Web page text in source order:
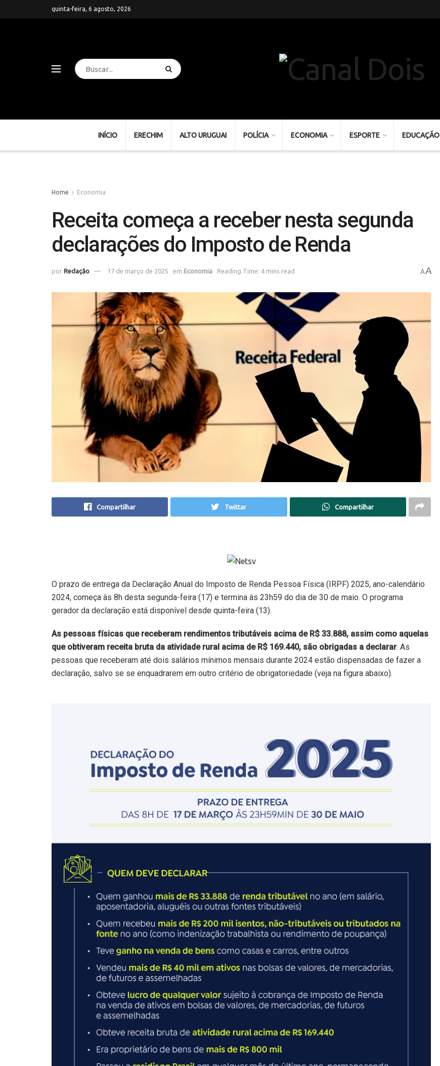
quinta-feira, 6 agosto, 2026
INÍCIO ERECHIM ALTO URUGUAI POLÍCIA ECONOMIA ESPORTE EDUCAÇÃO
Home Economia
Receita começa a receber nesta segunda
declarações do Imposto de Renda
por Redação 17 de março de 2025 em Economia Reading Time: 4 mins read AA
Compartilhar Twittar Compartilhar
O prazo de entrega da Declaração Anual do Imposto de Renda Pessoa Física (IRPF) 2025, ano-calendário
2024, começa às 8h desta segunda-feira (17) e termina às 23h59 do dia de 30 de maio. O programa
gerador da declaração está disponível desde quinta-feira (13).
As pessoas físicas que receberam rendimentos tributáveis acima de R$ 33.888, assim como aquelas
que obtiveram receita bruta da atividade rural acima de R$ 169.440, são obrigadas a declarar. As
pessoas que receberam até dois salários mínimos mensais durante 2024 estão dispensadas de fazer a
declaração, salvo se se enquadrarem em outro critério de obrigatoriedade (veja na figura abaixo).